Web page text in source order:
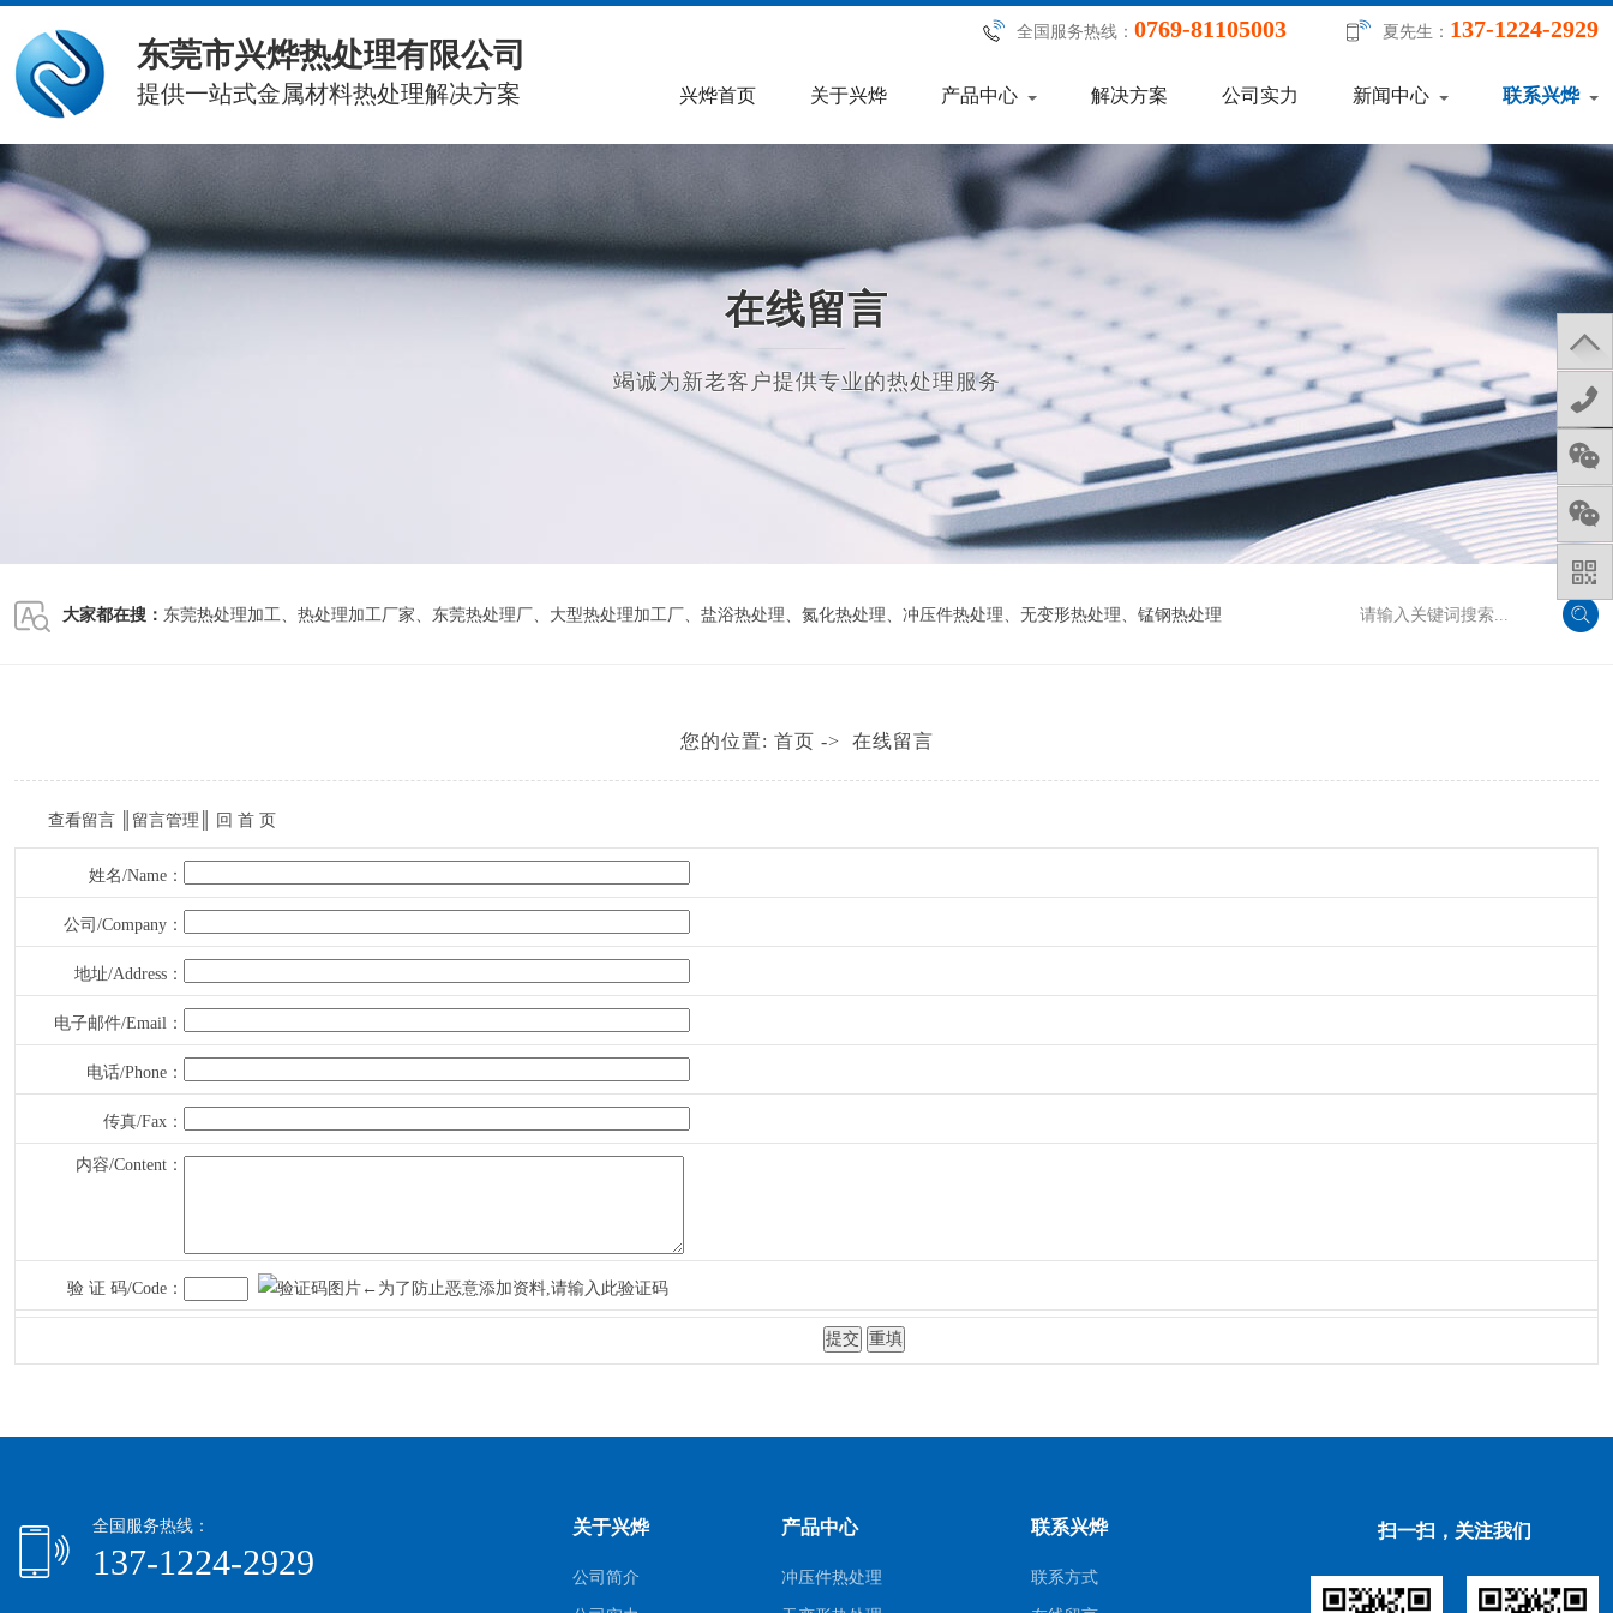
全国服务热线： 0769-81105003 夏先生： 137-1224-2929
东莞市兴烨热处理有限公司
提供一站式金属材料热处理解决方案 兴烨首页 关于兴烨 产品中心 解决方案 公司实力 新闻中心 联系兴烨
大家都在搜： 东莞热处理加工、 热处理加工厂家、 东莞热处理厂、 大型热处理加工厂、 盐浴热处理、 氮化热处理、 冲压件热处理、 无变形热处理、 锰钢热处理
在线留言
竭诚为新老客户提供专业的热处理服务
您的位置: 首页 -> 在线留言
查看留言 留言管理 回 首 页
姓名/Name：
公司/Company：
地址/Address：
电子邮件/Email：
电话/Phone：
传真/Fax：
内容/Content：
验 证 码/Code： ←为了防止恶意添加资料,请输入此验证码
扫一扫，关注我们
全国服务热线：
137-1224-2929
关于兴烨
公司简介
产品中心
冲压件热处理
联系兴烨
联系方式